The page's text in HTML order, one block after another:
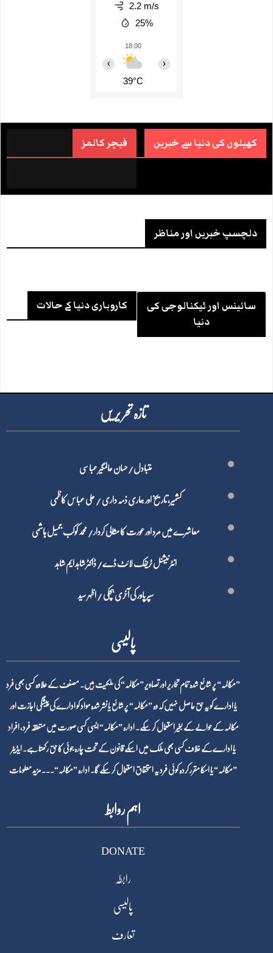
2.2 m/s
25%
18:00
39°C
‹ ›
کھیلوں کی دنیا سے خبریں فیچر کالمز
دلچسپ خبریں اور مناظر
کاروباری دنیا کے حالات
سائینس اور ٹیکنالوجی کی
دنیا
تازہ تحر یر یں
متبادل/ حسان عالمگیر عباسی
کشمیر، تاریخ اور ہماری ذمہ داری / علی عباس کاظمی
معاشرے میں مرد اور عورت کا مثالی کردار/ محمد کوکب جمیل ہاشمی
انٹرنیشنل ٹریفک لائٹ ڈے/ ڈاکٹر شاہد ایم شاہد
سپر پاور کی آخری ہچکی / اظہر سید
پالیسی
”مکالمہ“ پر شائع شدہ تمام تحاریر اور تصاویر ”مکالمہ“ کی ملکیت ہیں۔ مصنف کے علاوہ کسی بھی فرد
یا ادارے کو یہ حق حاصل نہیں کہ وہ ”مکالمہ“ پر شائع یا نشر شدہ مواد کو ادارے کی پیشگی اجازت اور
مکالمہ کے حوالے کے بغیر استعمال کر سکے۔ ادارہ ”مکالمہ“ ایسی کسی صورت میں متعلقہ فرد، افراد
یا ادارے کے خلاف کسی بھی ملک میں اسکے قانون کے تحت چارہ جوئی کا حق رکھتا ہے۔ ایڈیٹر
”مکالمہ“ یا اسکا مقرر کردہ کوئی فرد یہ استحقاق استعمال کر سکے گا۔ ادارہ ”مکالمہ“۔۔۔ مزید معلومات
اہم روابط
DONATE
رابطہ
پالیسی
تعارف